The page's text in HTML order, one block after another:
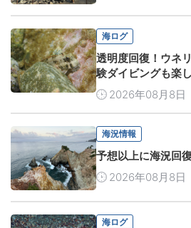
海ログ
透明度回復！ウネ
験ダイビングも楽
2026年08月8日
海況情報
予想以上に海況回
2026年08月8日
海ログ